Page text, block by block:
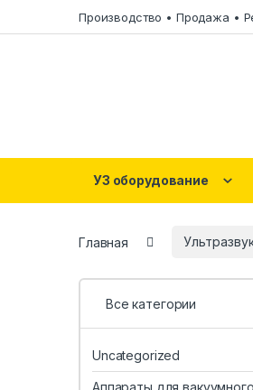
Производство • Продажа •
УЗ оборудование
Главная
Все категории
Uncategorized